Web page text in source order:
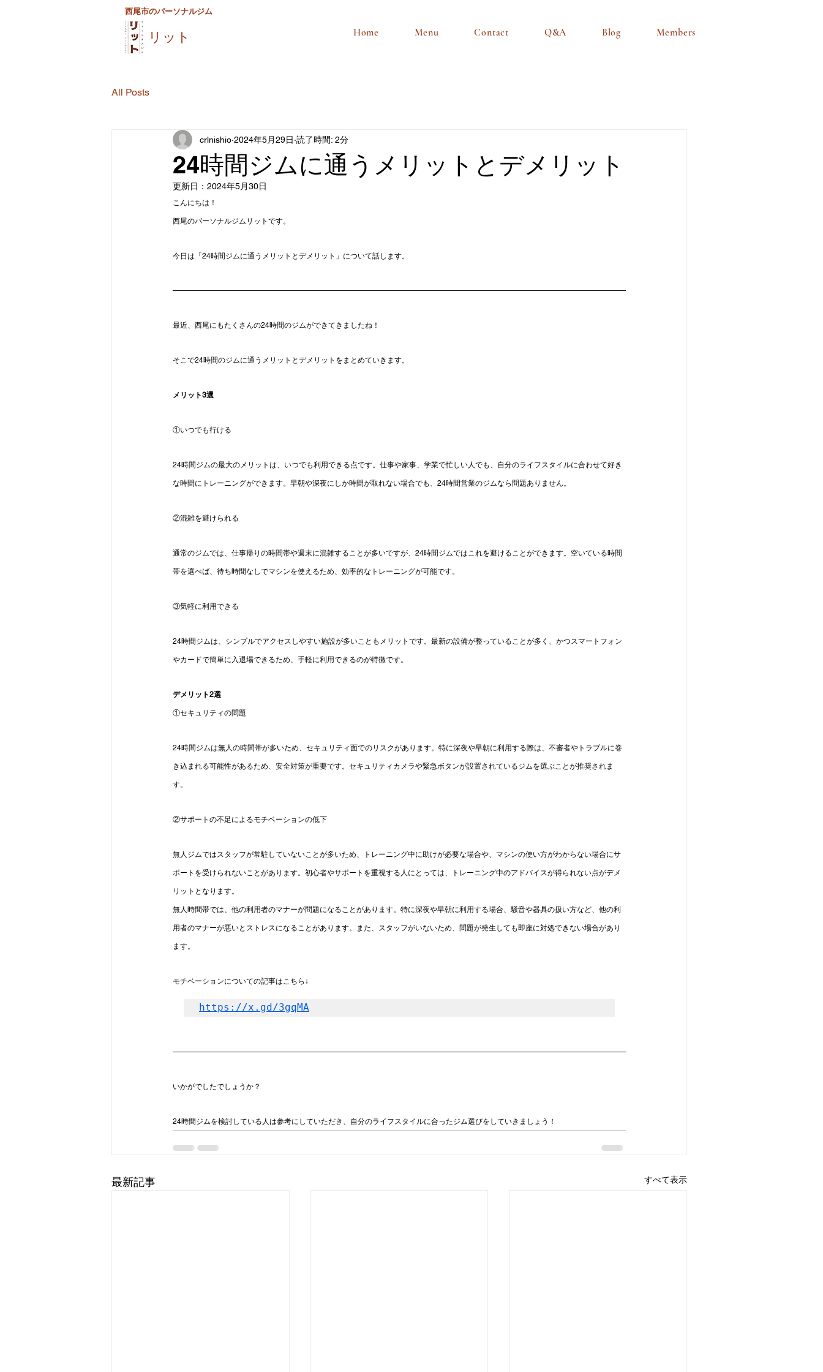
西尾市のパーソナルジム
リット Home Menu Contact Q&A Blog Members
All Posts
24時間ジムに通うメリットとデメリット
crlnishio 2024年5月29日 読了時間: 2分
更新日： 2024年5月30日
こんにちは！
西尾のパーソナルジムリットです。
今日は「24時間ジムに通うメリットとデメリット」について話します。
最近、西尾にもたくさんの24時間のジムができてきましたね！
そこで24時間のジムに通うメリットとデメリットをまとめていきます。
メリット3選
①いつでも行ける
24時間ジムの最大のメリットは、いつでも利用できる点です。仕事や家事、学業で忙しい人でも、自分のライフスタイルに合わせて好き
な時間にトレーニングができます。早朝や深夜にしか時間が取れない場合でも、24時間営業のジムなら問題ありません。
②混雑を避けられる
通常のジムでは、仕事帰りの時間帯や週末に混雑することが多いですが、24時間ジムではこれを避けることができます。空いている時間
帯を選べば、待ち時間なしでマシンを使えるため、効率的なトレーニングが可能です。
③気軽に利用できる
24時間ジムは、シンプルでアクセスしやすい施設が多いこともメリットです。最新の設備が整っていることが多く、かつスマートフォン
やカードで簡単に入退場できるため、手軽に利用できるのが特徴です。
デメリット2選
①セキュリティの問題
24時間ジムは無人の時間帯が多いため、セキュリティ面でのリスクがあります。特に深夜や早朝に利用する際は、不審者やトラブルに巻
き込まれる可能性があるため、安全対策が重要です。セキュリティカメラや緊急ボタンが設置されているジムを選ぶことが推奨されま
す。
②サポートの不足によるモチベーションの低下
無人ジムではスタッフが常駐していないことが多いため、トレーニング中に助けが必要な場合や、マシンの使い方がわからない場合にサ
ポートを受けられないことがあります。初心者やサポートを重視する人にとっては、トレーニング中のアドバイスが得られない点がデメ
リットとなります。
無人時間帯では、他の利用者のマナーが問題になることがあります。特に深夜や早朝に利用する場合、騒音や器具の扱い方など、他の利
用者のマナーが悪いとストレスになることがあります。また、スタッフがいないため、問題が発生しても即座に対処できない場合があり
ます。
モチベーションについての記事はこちら↓
https://x.gd/3gqMA
いかがでしたでしょうか？
24時間ジムを検討している人は参考にしていただき、自分のライフスタイルに合ったジム選びをしていきましょう！
最新記事 すべて表示